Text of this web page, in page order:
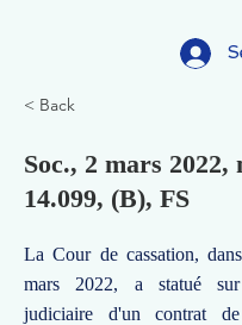
< Back
Soc., 2 mars 2022,
14.099, (B), FS
La Cour de cassation,
mars 2022, a statué
judiciaire d'un contrat